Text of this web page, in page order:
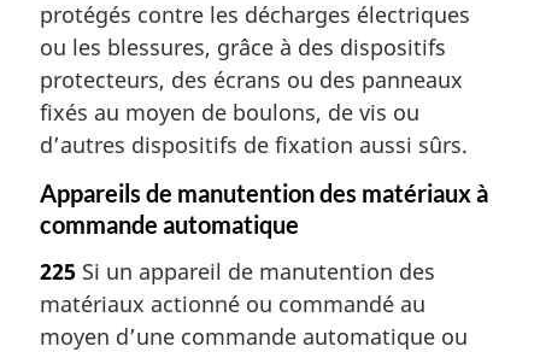
protégés contre les décharges électriques
ou les blessures, grâce à des dispositifs
protecteurs, des écrans ou des panneaux
fixés au moyen de boulons, de vis ou
d’autres dispositifs de fixation aussi sûrs.
Appareils de manutention des matériaux à
commande automatique
225 Si un appareil de manutention des
matériaux actionné ou commandé au
moyen d’une commande automatique ou